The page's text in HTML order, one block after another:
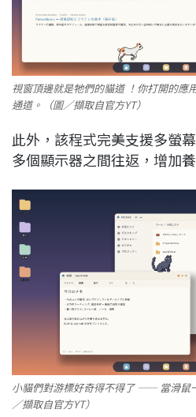
視窗頂邊就是牠們的貓道 ！你打開的應
通道。（圖／擷取自官方YT）
此外，該程式完美支援多螢
多個顯示器之間往返，增加
小貓們對游標好奇得不得了 —— 當滑鼠
／擷取自官方YT）